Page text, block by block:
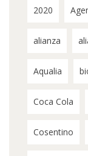
2020
alianza
Aqualia
Coca Cola
Cosentino